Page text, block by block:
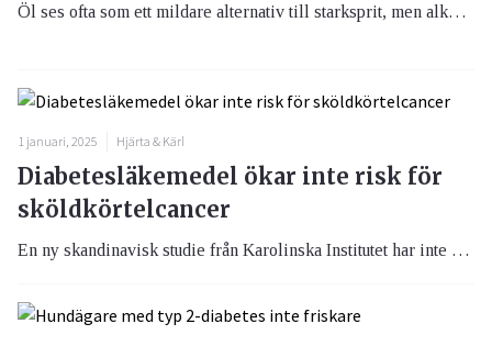
Öl ses ofta som ett mildare alternativ till starksprit, men alkoholens påverkan på kroppen är likvärdig, oavsett dryckens styrka. Att dricka öl dagligen kan ha allvarliga hälsoeffekter, inklusive ökad risk för typ 2-diabetes och andra kroniska sjukdomar. Detta betonar Dr. Andrzej Konieczny i en intervju med Medonet.
1 januari, 2025 Hjärta & Kärl
Diabetesläkemedel ökar inte risk för
sköldkörtelcancer
En ny skandinavisk studie från Karolinska Institutet har inte funnit några belägg för att läkemedel för behandling av diabetes och fetma, ökar risken för sköldkörtelcancer. Studien, publicerad i BMJ, ger viktig information som kan lugna oro kring eventuella risker med GLP-1-analoger.